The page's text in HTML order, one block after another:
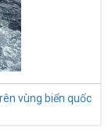
vùng biển quốc